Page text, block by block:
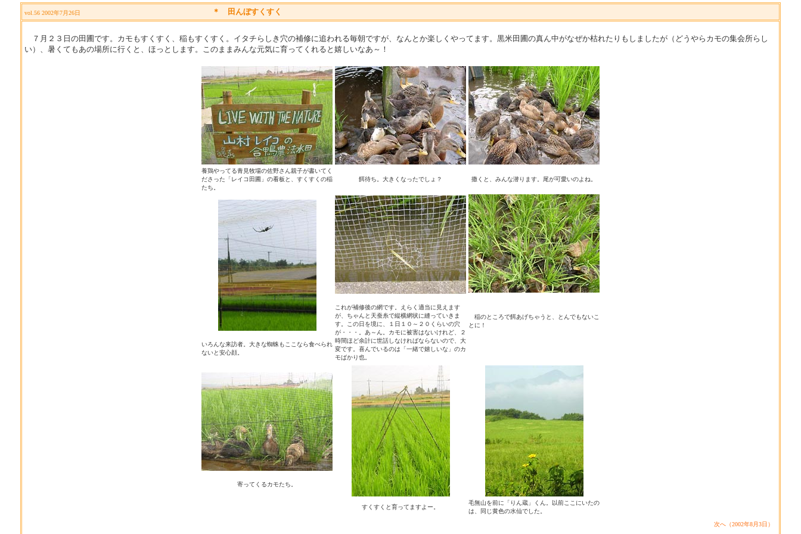
vol.56 2002年7月26日 ＊ 田んぼすくすく
７月２３日の田圃です。カモもすくすく、稲もすくすく。イタチらしき穴の補修に追われる毎朝ですが、なんとか楽しくやってます。黒米田圃の真ん中がなぜか枯れたりもしましたが（どうやらカモの集会所らし
い）、暑くてもあの場所に行くと、ほっとします。このままみんな元気に育ってくれると嬉しいなあ～！
養鶏やってる青見牧場の佐野さん親子が書いてく
ださった「レイコ田圃」の看板と、すくすくの稲
たち。
餌待ち。大きくなったでしょ？ 撒くと、みんな潜ります。尾が可愛いのよね。
いろんな来訪者。大きな蜘蛛もここなら食べられ
ないと安心顔。
これが補修後の網です。えらく適当に見えます
が、ちゃんと天蚕糸で縦横網状に縫っていきま
す。この日を境に、１日１０～２０くらいの穴
が・・・。あ～ん。カモに被害はないけれど、２
時間ほど余計に世話しなければならないので、大
変です。喜んでいるのは「一緒で嬉しいな」のカ
モばかり也。
稲のところで餌あげちゃうと、とんでもないこ
とに！
寄ってくるカモたち。
すくすくと育ってますよー。
毛無山を前に「りん蔵」くん。以前ここにいたの
は、同じ黄色の水仙でした。
次へ（2002年8月3日）